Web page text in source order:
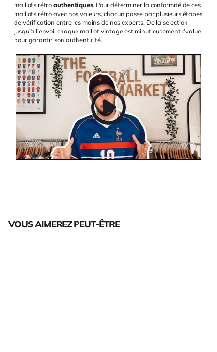
maillots rétroauthentiques. Pour déterminer la conformité de ces
maillots rétro avec nos valeurs, chacun passe par plusieurs étapes
de vérification entre les mains de nos experts. De la sélection
jusqu’à l’envoi, chaque maillot vintage est minutieusement évalué
pour garantir son authenticité.
VOUS AIMEREZ PEUT-ÊTRE